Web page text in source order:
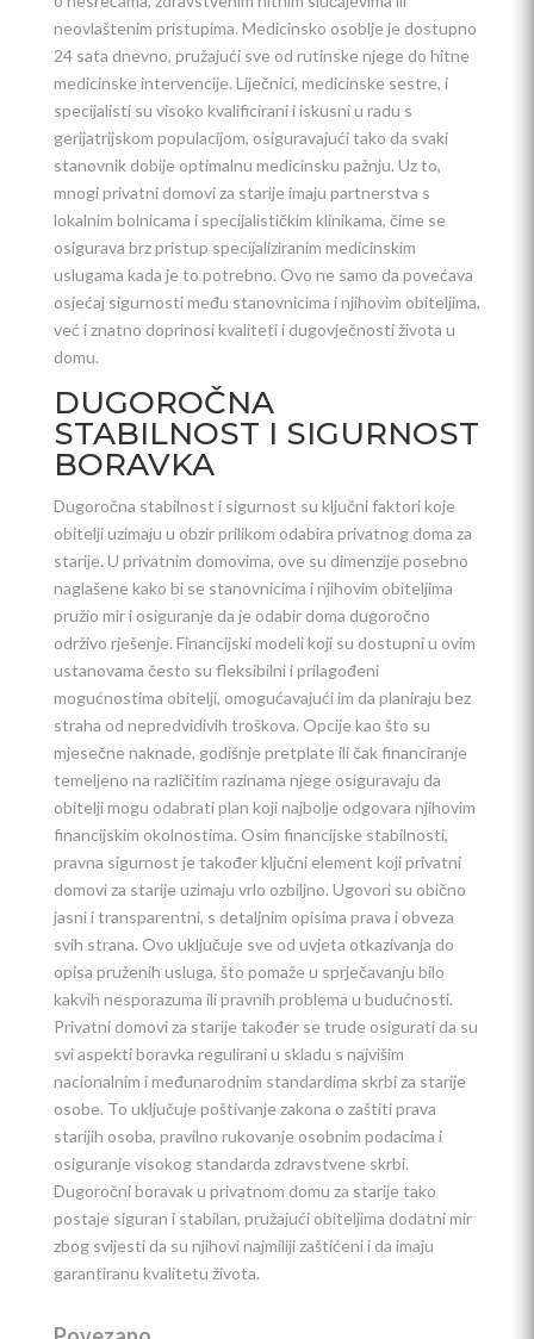
neovlaštenim pristupima. Medicinsko osoblje je dostupno
24 sata dnevno, pružajući sve od rutinske njege do hitne
medicinske intervencije. Liječnici, medicinske sestre, i
specijalisti su visoko kvalificirani i iskusni u radu s
gerijatrijskom populacijom, osiguravajući tako da svaki
stanovnik dobije optimalnu medicinsku pažnju. Uz to,
mnogi privatni domovi za starije imaju partnerstva s
lokalnim bolnicama i specijalističkim klinikama, čime se
osigurava brz pristup specijaliziranim medicinskim
uslugama kada je to potrebno. Ovo ne samo da povećava
osjećaj sigurnosti među stanovnicima i njihovim obiteljima,
već i znatno doprinosi kvaliteti i dugovječnosti života u
domu.
DUGOROČNA
STABILNOST I SIGURNOST
BORAVKA
Dugoročna stabilnost i sigurnost su ključni faktori koje
obitelji uzimaju u obzir prilikom odabira privatnog doma za
starije. U privatnim domovima, ove su dimenzije posebno
naglašene kako bi se stanovnicima i njihovim obiteljima
pružio mir i osiguranje da je odabir doma dugoročno
održivo rješenje. Financijski modeli koji su dostupni u ovim
ustanovama često su fleksibilni i prilagođeni
mogućnostima obitelji, omogućavajući im da planiraju bez
straha od nepredvidivih troškova. Opcije kao što su
mjesečne naknade, godišnje pretplate ili čak financiranje
temeljeno na različitim razinama njege osiguravaju da
obitelji mogu odabrati plan koji najbolje odgovara njihovim
financijskim okolnostima. Osim financijske stabilnosti,
pravna sigurnost je također ključni element koji privatni
domovi za starije uzimaju vrlo ozbiljno. Ugovori su obično
jasni i transparentni, s detaljnim opisima prava i obveza
svih strana. Ovo uključuje sve od uvjeta otkazivanja do
opisa pruženih usluga, što pomaže u sprječavanju bilo
kakvih nesporazuma ili pravnih problema u budućnosti.
Privatni domovi za starije također se trude osigurati da su
svi aspekti boravka regulirani u skladu s najvišim
nacionalnim i međunarodnim standardima skrbi za starije
osobe. To uključuje poštivanje zakona o zaštiti prava
starijih osoba, pravilno rukovanje osobnim podacima i
osiguranje visokog standarda zdravstvene skrbi.
Dugoročni boravak u privatnom domu za starije tako
postaje siguran i stabilan, pružajući obiteljima dodatni mir
zbog svijesti da su njihovi najmiliji zaštićeni i da imaju
garantiranu kvalitetu života.